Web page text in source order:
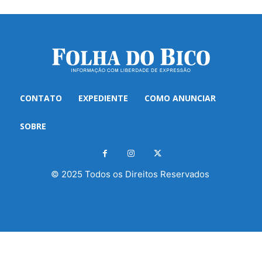
CONTATO EXPEDIENTE COMO ANUNCIAR
SOBRE
© 2025 Todos os Direitos Reservados